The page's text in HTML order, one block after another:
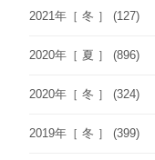
2021年［ 冬 ］ (127)
2020年［ 夏 ］ (896)
2020年［ 冬 ］ (324)
2019年［ 冬 ］ (399)